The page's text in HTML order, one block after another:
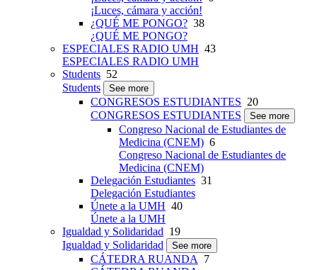
¡Luces, cámara y acción!
¿QUÉ ME PONGO? 38
¿QUÉ ME PONGO?
ESPECIALES RADIO UMH 43
ESPECIALES RADIO UMH
Students 52
Students
See more
CONGRESOS ESTUDIANTES 20
CONGRESOS ESTUDIANTES
See more
Congreso Nacional de Estudiantes de
Medicina (CNEM) 6
Congreso Nacional de Estudiantes de
Medicina (CNEM)
Delegación Estudiantes 31
Delegación Estudiantes
Únete a la UMH 40
Únete a la UMH
Igualdad y Solidaridad 19
Igualdad y Solidaridad
See more
CÁTEDRA RUANDA 7